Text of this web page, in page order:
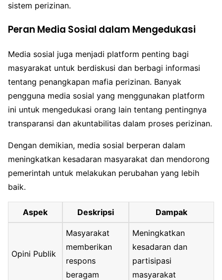
sistem perizinan.
Peran Media Sosial dalam Mengedukasi
Media sosial juga menjadi platform penting bagi
masyarakat untuk berdiskusi dan berbagi informasi
tentang penangkapan mafia perizinan. Banyak
pengguna media sosial yang menggunakan platform
ini untuk mengedukasi orang lain tentang pentingnya
transparansi dan akuntabilitas dalam proses perizinan.
Dengan demikian, media sosial berperan dalam
meningkatkan kesadaran masyarakat dan mendorong
pemerintah untuk melakukan perubahan yang lebih
baik.
Aspek Deskripsi Dampak
Opini Publik
Masyarakat
memberikan
respons
beragam
Meningkatkan
kesadaran dan
partisipasi
masyarakat